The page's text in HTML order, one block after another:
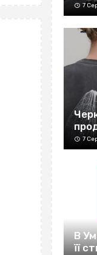
7
7
В
її